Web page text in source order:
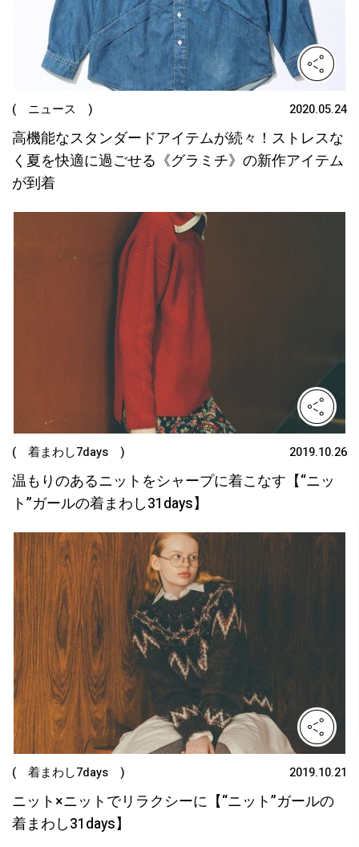
( ニュース ) 2020.05.24
高機能なスタンダードアイテムが続々！ストレスな
く夏を快適に過ごせる《グラミチ》の新作アイテム
が到着
( 着まわし7days ) 2019.10.26
温もりのあるニットをシャープに着こなす【“ニッ
ト”ガールの着まわし31days】
( 着まわし7days ) 2019.10.21
ニット×ニットでリラクシーに【“ニット”ガールの
着まわし31days】